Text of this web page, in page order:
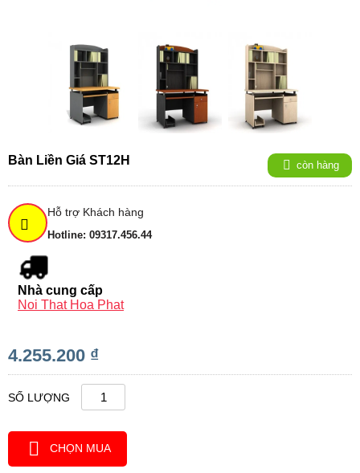
Bàn Liền Giá ST12H còn hàng
Hỗ trợ Khách hàng
Hotline: 09317.456.44
Nhà cung cấp
Noi That Hoa Phat
4.255.200 ₫
SỐ LƯỢNG
CHỌN MUA